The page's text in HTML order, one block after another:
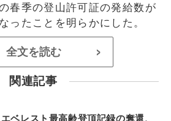
春季の登山許可証の発給数が
ったことを明らかにした。
全文を読む >
関連記事
エベレスト最高齢登頂記録の奪還、